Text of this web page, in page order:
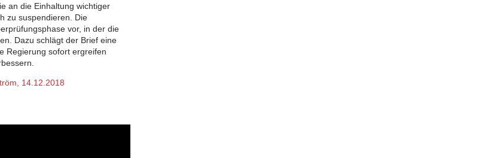
an die Einhaltung wichtiger
zu suspendieren. Die
vor, in der die
Dazu schlägt der Brief eine
Regierung sofort ergreifen
14.12.2018